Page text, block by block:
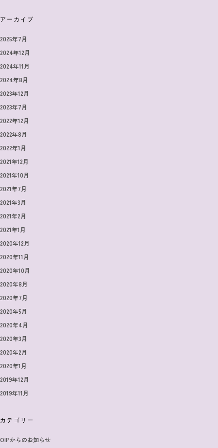
アーカイブ
2025年7月
2024年12月
2024年11月
2024年8月
2023年12月
2023年7月
2022年12月
2022年8月
2022年1月
2021年12月
2021年10月
2021年7月
2021年3月
2021年2月
2021年1月
2020年12月
2020年11月
2020年10月
2020年8月
2020年7月
2020年5月
2020年4月
2020年3月
2020年2月
2020年1月
2019年12月
2019年11月
カテゴリー
OIPからのお知らせ